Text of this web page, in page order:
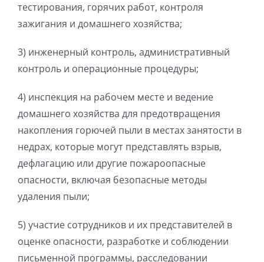
тестирования, горячих работ, контроля
зажигания и домашнего хозяйства;
3) инженерный контроль, административный
контроль и операционные процедуры;
4) инспекция на рабочем месте и ведение
домашнего хозяйства для предотвращения
накопления горючей пыли в местах занятости в
недрах, которые могут представлять взрыв,
дефлагацию или другие пожароопасные
опасности, включая безопасные методы
удаления пыли;
5) участие сотрудников и их представителей в
оценке опасности, разработке и соблюдении
письменной программы, расследовании